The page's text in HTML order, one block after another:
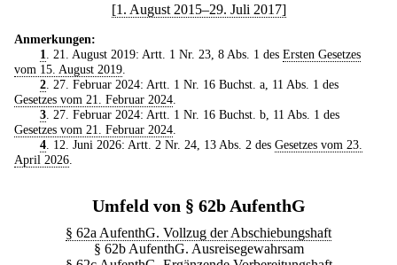
[1. August 2015–29. Juli 2017]
Anmerkungen:
1
. 21. August 2019: Artt. 1 Nr. 23, 8 Abs. 1 des Ersten Gesetzes
vom 15. August 2019
2. 27. Februar 2024: Artt. 1 Nr. 16 Buchst. a, 11 Abs. 1 des
Gesetzes vom 21. Februar 2024
3. 27. Februar 2024: Artt. 1 Nr. 16 Buchst. b, 11 Abs. 1 des
Gesetzes vom 21. Februar 2024
4. 12. Juni 2026: Artt. 2 Nr. 24, 13 Abs. 2 des Gesetzes vom 23.
April 2026
Umfeld von § 62b AufenthG
§ 62a AufenthG. Vollzug der Abschiebungshaft
§ 62b AufenthG. Ausreisegewahrsam